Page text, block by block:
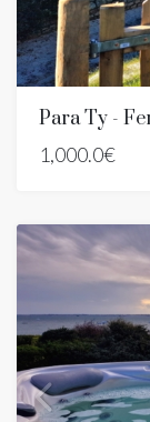
1,000.0€